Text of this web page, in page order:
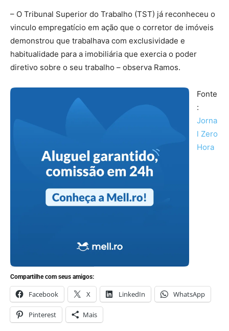
– O Tribunal Superior do Trabalho (TST) já reconheceu o
vinculo empregatício em ação que o corretor de imóveis
demonstrou que trabalhava com exclusividade e
habitualidade para a imobiliária que exercia o poder
diretivo sobre o seu trabalho – observa Ramos.
Fonte
:
Jorna
l Zero
Hora
Compartilhe com seus amigos:
Facebook X LinkedIn WhatsApp
Pinterest Mais